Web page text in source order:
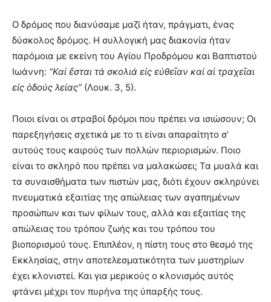
Ο δρόμος που διανύσαμε μαζί ήταν, πράγματι, ένας
δύσκολος δρόμος. Η συλλογική μας διακονία ήταν
παρόμοια με εκείνη του Αγίου Προδρόμου και Βαπτιστού
Ιωάννη: “Καί ἔσται τά σκολιά εἰς εὐθεῖαν καί αἱ τραχεῖαι
εἰς ὁδούς λείας” (Λουκ. 3, 5).
Ποιοι είναι οι στραβοί δρόμοι που πρέπει να ισιώσουν; Οι
παρεξηγήσεις σχετικά με το τι είναι απαραίτητο σ’
αυτούς τους καιρούς των πολλών περιορισμών. Ποιο
είναι το σκληρό που πρέπει να μαλακώσει; Τα μυαλά και
τα συναισθήματα των πιστών μας, διότι έχουν σκληρύνει
πνευματικά εξαιτίας της απώλειας των αγαπημένων
προσώπων και των φίλων τους, αλλά και εξαιτίας της
απώλειας του τρόπου ζωής και του τρόπου του
βιοπορισμού τους. Επιπλέον, η πίστη τους στο θεσμό της
Εκκλησίας, στην αποτελεσματικότητα των μυστηρίων
έχει κλονιστεί. Και για μερικούς ο κλονισμός αυτός
φτάνει μέχρι τον πυρήνα της ύπαρξής τους.